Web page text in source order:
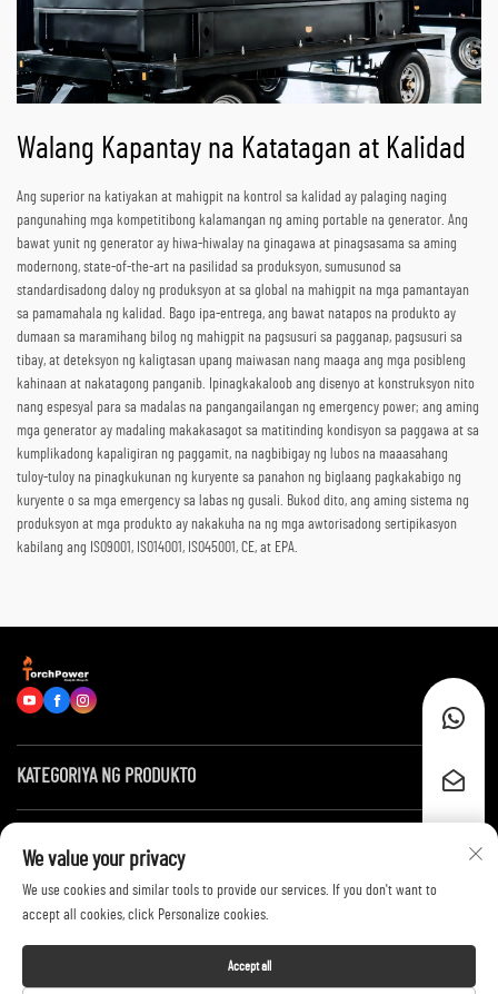
Walang Kapantay na Katatagan at Kalidad
Ang superior na katiyakan at mahigpit na kontrol sa kalidad ay palaging naging
pangunahing mga kompetitibong kalamangan ng aming portable na generator. Ang
bawat yunit ng generator ay hiwa-hiwalay na ginagawa at pinagsasama sa aming
modernong, state-of-the-art na pasilidad sa produksyon, sumusunod sa
standardisadong daloy ng produksyon at sa global na mahigpit na mga pamantayan
sa pamamahala ng kalidad. Bago ipa-entrega, ang bawat natapos na produkto ay
dumaan sa maramihang bilog ng mahigpit na pagsusuri sa pagganap, pagsusuri sa
tibay, at deteksyon ng kaligtasan upang maiwasan nang maaga ang mga posibleng
kahinaan at nakatagong panganib. Ipinagkakaloob ang disenyo at konstruksyon nito
nang espesyal para sa madalas na pangangailangan ng emergency power; ang aming
mga generator ay madaling makakasagot sa matitinding kondisyon sa paggawa at sa
kumplikadong kapaligiran ng paggamit, na nagbibigay ng lubos na maaasahang
tuloy-tuloy na pinagkukunan ng kuryente sa panahon ng biglaang pagkakabigo ng
kuryente o sa mga emergency sa labas ng gusali. Bukod dito, ang aming sistema ng
produksyon at mga produkto ay nakakuha na ng mga awtorisadong sertipikasyon
kabilang ang ISO9001, ISO14001, ISO45001, CE, at EPA.
KATEGORIYA NG PRODUKTO
Makipag-ugnayan sa Amin
We value your privacy
We use cookies and similar tools to provide our services. If you don't want to
accept all cookies, click Personalize cookies.
Accept all